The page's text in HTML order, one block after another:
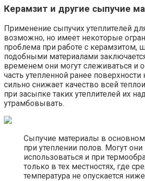
Керамзит и другие сыпучие
Применение сыпучих утеплителей
возможно, но имеет некоторые
проблема при работе с керамзитом,
подобными материалами
временем они могут слеживаться и
часть утепленной ранее
сильно снижает качество всей
при засыпке таких утеплителей их
утрамбовывать.
Сыпучие материалы в
при утеплении полов. Могут они
использоваться и при
только в тех местностях, где
температура не опускается ниже